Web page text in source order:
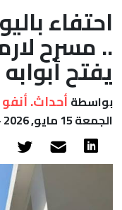
احتفاء
.. مسرح
يفتح
بواسطة أحداث.
الجمعة 15 مايو, 2026 - 10:08